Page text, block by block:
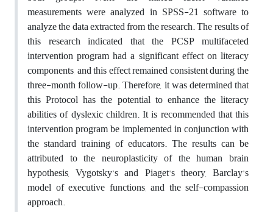
measurements were analyzed in SPSS-21 software to
analyze the data extracted from the research. The results of
this research indicated that the PCSP multifaceted
intervention program had a significant effect on literacy
components, and this effect remained consistent during the
three-month follow-up. Therefore, it was determined that
this Protocol has the potential to enhance the literacy
abilities of dyslexic children. It is recommended that this
intervention program be implemented in conjunction with
the standard training of educators. The results can be
attributed to the neuroplasticity of the human brain
hypothesis, Vygotsky’s and Piaget's theory, Barclay's
model of executive functions, and the self-compassion
approach.